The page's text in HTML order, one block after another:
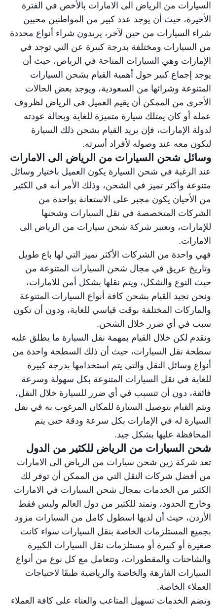
السيارات من الرياض الى الامارات بالأخص في الفترة
الأخيرة، حيث أن يوجد عدد كبير من المواطنين محبين
شراء السيارات من حين لآخر، يريدون شراء أنواع محددة
من السيارات ومختلفة بدرجة كبيرة عن التي توجد في
الإمارات وهي السيارات المتاحة في الرياض، حيث أن
يوجد إجماع كبير حول أهمية القيام بشحن السيارات
المتنوعة وشرائها من السعودية، ويوجد بعض الحالات
الأخرى من الممكن أن يقيم العميل في الرياض لظروف
عمله أو كان يمتلك سيارة متميزة للغاية وبحالة عودته
لدولة الإمارات، فإن يريد القيام بشحن ذلك السيارة
لتكون معه عند وصوله لأفراد أسرته.
وسائل شحن السيارات من الرياض الى الامارات
عند الرغبة في شحن السيارة يكون العميل باختيار وسائل
متنوعة وأكثر تميز في الشحن، وذلك الأمر أنه في الكثير
من الأحيان يكون مجبر على الاستعانة بواحدة من
الشركات المتخصصة في نقل السيارات وشحنها
للإمارات، وتعتبر شركة شحن سيارات من الرياض الى
الامارات.
فهي واحدة من الشركات الأكثر تميز التي لها باع طويل
وتاريخ عريق في مجال شحن السيارات المتنوعة من
حيث النوع والشكل، ويتم نقلها بشكل أمن للامارات،
ونحن نجيد القيام بشحن كافة أنواع السيارات المتنوعة
والماركات المختلفة بوقت قياسي للغاية، ودون أن تكون
سبب في أي ضرر خلال الشحن.
ونقدم لكن خلال القيام بمهمة نقل السيارة ما يطلق عليه
سطحة نقل السيارات، حيث أن ذلك السطحة واحدة من
أنواع وسائل النقل والتي يتم استخدامها بدرجة كبيرة
للغاية في نقل السيارات المتنوعة بكل سهولة وسرعة
فائقة، دون أن تتسبب في أي ضرر للسيارة خلال النقل،
ويتم القيام بتوصيل السيارة للمكان المرغوب به في نقل
السيارة له في الإمارات بكل سرعة ودقة حتى يتم
المحافظة عليها بشكل جيد.
شحن السيارات من الرياض للكثير من الدول
تعد شركة زين شحن سيارات من الرياض الى الامارات
من أفضل شركات النقل التي من الممكن أن توفر لك
الكثير من الخدمات بمجال شحن السيارات في الامارات
وخارج الحدود، وتمتد للكثير من دول العالم وليس فقط
الأردن، حيث أن لديها اسطول كامل من السيارات مزود
بجميع المستلزمات الخاصة بنقل السيارات سواء كانت
صغيرة أو كبيرة أو مستلزمات نقل السيارات الكبيرة
والشاحنات والمقطورات، وتتعامل مع كل نوع من أنواع
السيارات الفارهة والخاصة والرياضية طبقَا لاحتياجات
العملاء الخاصة.
وتضم الخدمات تسهيل المتاعب والعناء على كافة العملاء